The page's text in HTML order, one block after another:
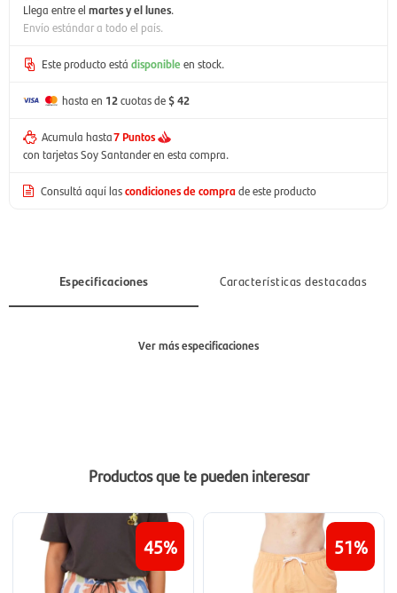
Llega entre el martes y el lunes.
Envío estándar a todo el país.
Este producto está disponible en stock.
hasta en 12cuotas de$ 42
Acumula hasta7 Puntos
con tarjetas Soy Santander en esta compra.
Consultá aquí lascondiciones de comprade este producto
Especificaciones Características destacadas
Ver más especificaciones
Productos que te pueden interesar
45 51